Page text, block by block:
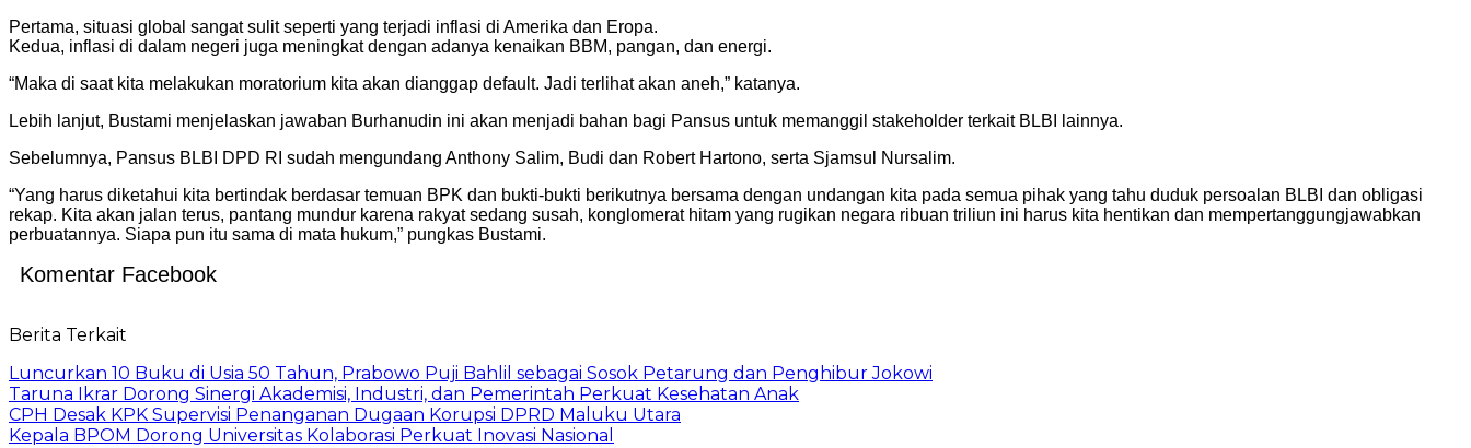
Pertama, situasi global sangat sulit seperti yang terjadi inflasi di Amerika dan Eropa.
Kedua, inflasi di dalam negeri juga meningkat dengan adanya kenaikan BBM, pangan, dan energi.
“Maka di saat kita melakukan moratorium kita akan dianggap default. Jadi terlihat akan aneh,” katanya.
Lebih lanjut, Bustami menjelaskan jawaban Burhanudin ini akan menjadi bahan bagi Pansus untuk memanggil stakeholder terkait BLBI lainnya.
Sebelumnya, Pansus BLBI DPD RI sudah mengundang Anthony Salim, Budi dan Robert Hartono, serta Sjamsul Nursalim.
“Yang harus diketahui kita bertindak berdasar temuan BPK dan bukti-bukti berikutnya bersama dengan undangan kita pada semua pihak yang tahu duduk persoalan BLBI dan obligasi
rekap. Kita akan jalan terus, pantang mundur karena rakyat sedang susah, konglomerat hitam yang rugikan negara ribuan triliun ini harus kita hentikan dan mempertanggungjawabkan
perbuatannya. Siapa pun itu sama di mata hukum,” pungkas Bustami.
Komentar Facebook
Berita Terkait
Luncurkan 10 Buku di Usia 50 Tahun, Prabowo Puji Bahlil sebagai Sosok Petarung dan Penghibur Jokowi
Taruna Ikrar Dorong Sinergi Akademisi, Industri, dan Pemerintah Perkuat Kesehatan Anak
CPH Desak KPK Supervisi Penanganan Dugaan Korupsi DPRD Maluku Utara
Kepala BPOM Dorong Universitas Kolaborasi Perkuat Inovasi Nasional